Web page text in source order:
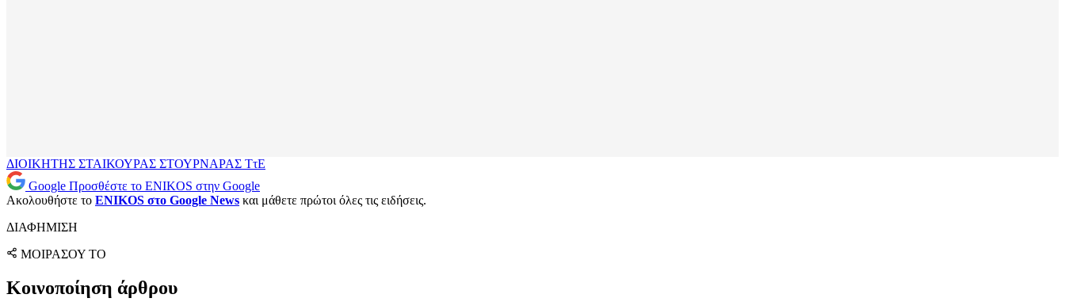
ΔΙΟΙΚΗΤΗΣ ΣΤΑΙΚΟΥΡΑΣ ΣΤΟΥΡΝΑΡΑΣ ΤτΕ
Google Προσθέστε το ENIKOS στην Google
Ακολουθήστε το ENIKOS στο Google News και μάθετε πρώτοι όλες τις ειδήσεις.
ΔΙΑΦΗΜΙΣΗ
ΜΟΙΡΑΣΟΥ ΤΟ
Κοινοποίηση άρθρου